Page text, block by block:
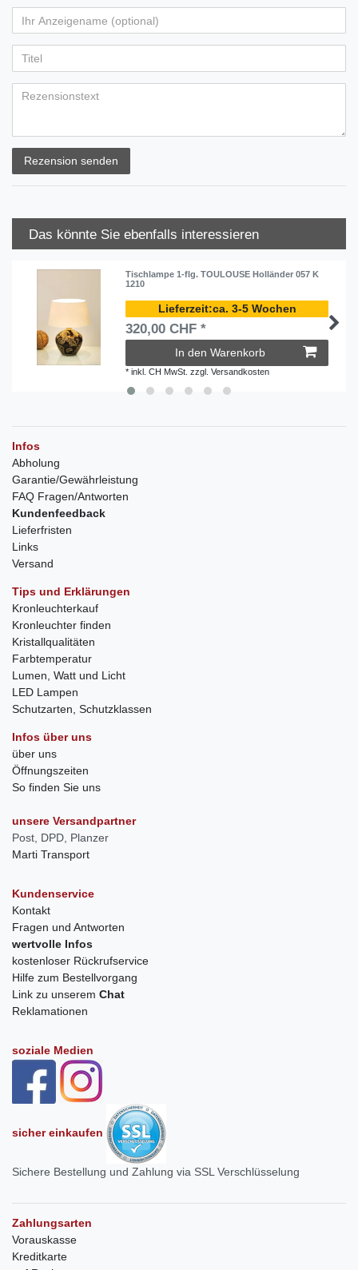
Rezension senden
Das könnte Sie ebenfalls interessieren
Tischlampe 1-flg. TOULOUSE Holländer 057 K
1210
ca. 3-5 Wochen
320,00 CHF *
In den Warenkorb
*inkl. CH MwSt. zzgl.Versandkosten
Infos
Abholung
Garantie/Gewährleistung
FAQ Fragen/Antworten
Kundenfeedback
Lieferfristen
Links
Versand
Tips und Erklärungen
Kronleuchterkauf
Kronleuchter finden
Kristallqualitäten
Farbtemperatur
Lumen, Watt und Licht
LED Lampen
Schutzarten, Schutzklassen
Infos über uns
über uns
Öffnungszeiten
So finden Sie uns
unsere Versandpartner
Post, DPD, Planzer
Marti Transport
Kundenservice
Kontakt
Fragen und Antworten
wertvolle Infos
kostenloser Rückrufservice
Hilfe zum Bestellvorgang
Link zu unserem Chat
Reklamationen
soziale Medien
sicher einkaufen
Sichere Bestellung und Zahlung via SSL Verschlüsselung
Zahlungsarten
Vorauskasse
Kreditkarte